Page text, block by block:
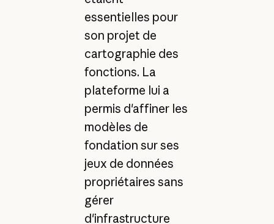
essentielles pour
son projet de
cartographie des
fonctions. La
plateforme lui a
permis d'affiner les
modèles de
fondation sur ses
jeux de données
propriétaires sans
gérer
d'infrastructure